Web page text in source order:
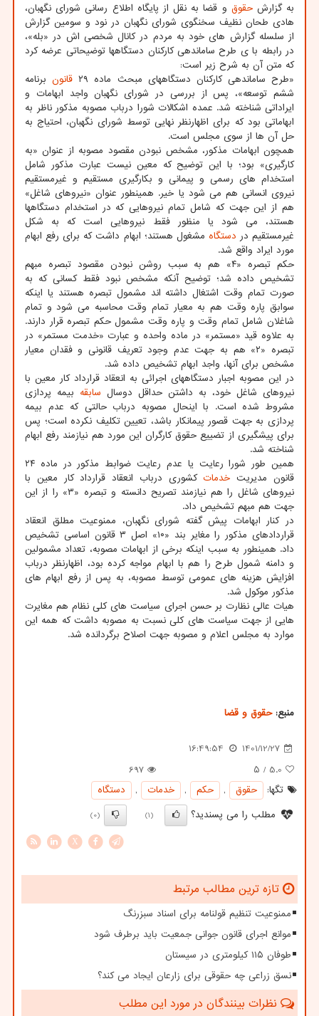
به گزارشحقوق و قضا به نقل از پایگاه اطلاع رسانی شورای نگهبان،
هادی طحان نظیف سخنگوی شورای نگهبان در نود و سومین گزارش
از سلسله گزارش های خود به مردم در کانال شخصی اش در «بله»،
در رابطه با ی طرح ساماندهی کارکنان دستگاهها توضیحاتی عرضه کرد
که متن آن به شرح زیر است:
«طرح ساماندهی کارکنان دستگاههای مبحث ماده ۲۹
قانونبرنامه
ششم توسعه»، پس از بررسی در شورای نگهبان واجد ابهامات و
ایراداتی شناخته شد. عمده اشکالات شورا درباب مصوبه مذکور ناظر به
ابهاماتی بود که برای اظهارنظر نهایی توسط شورای نگهبان، احتیاج به
حل آن ها از سوی مجلس است.
همچون ابهامات مذکور، مشخص نبودن مقصود مصوبه از عنوان «به
کارگیری» بود؛ با این توضیح که معین نیست عبارت مذکور شامل
استخدام های رسمی و پیمانی و بکارگیری مستقیم و غیرمستقیم
نیروی انسانی هم می شود یا خیر. همینطور عنوان «نیروهای شاغل»
هم از این جهت که شامل تمام نیروهایی که در استخدام دستگاهها
هستند، می شود یا منظور فقط نیروهایی است که به شکل
غیرمستقیم در دستگاه مشغول هستند؛ ابهام داشت که برای رفع ابهام
مورد ایراد واقع شد.
حکم تبصره «۴» هم به سبب روشن نبودن مقصود تبصره مبهم
تشخیص داده شد؛ توضیح آنکه مشخص نبود فقط کسانی که به
صورت تمام وقت اشتغال داشته اند مشمول تبصره هستند یا اینکه
سوابق پاره وقت هم به معیار تمام وقت محاسبه می شود و تمام
شاغلان شامل تمام وقت و پاره وقت مشمول حکم تبصره قرار دارند.
به علاوه قید «مستمر» در ماده واحده و عبارت «خدمت مستمر» در
تبصره «۲» هم به جهت عدم وجود تعریف قانونی و فقدان معیار
مشخص برای آنها، واجد ابهام تشخیص داده شد.
در این مصوبه اجبار دستگاههای اجرائی به انعقاد قرارداد کار معین با
نیروهای شاغل خود، به داشتن حداقل دوسال سابقه بیمه پردازی
مشروط شده است. با اینحال مصوبه درباب حالتی که عدم بیمه
پردازی به جهت قصور پیمانکار باشد، تعیین تکلیف نکرده است؛ پس
برای پیشگیری از تضییع حقوق کارگران این مورد هم نیازمند رفع ابهام
شناخته شد.
همین طور شورا رعایت یا عدم رعایت ضوابط مذکور در ماده ۲۴
قانون مدیریت خدمات کشوری درباب انعقاد قرارداد کار معین با
نیروهای شاغل را هم نیازمند تصریح دانسته و تبصره «۳» را از این
جهت هم مبهم تشخیص داد.
در کنار ابهامات پیش گفته شورای نگهبان، ممنوعیت مطلق انعقاد
قراردادهای مذکور را مغایر بند «۱۰» اصل ۳ قانون اساسی تشخیص
داد. همینطور به سبب اینکه برخی از ابهامات مصوبه، تعداد مشمولین
و دامنه شمول طرح را هم با ابهام مواجه کرده بود، اظهارنظر درباب
افزایش هزینه های عمومی توسط مصوبه، به پس از رفع ابهام های
مذکور موکول شد.
هیات عالی نظارت بر حسن اجرای سیاست های کلی نظام هم مغایرت
هایی از جهت سیاست های کلی نسبت به مصوبه داشت که همه این
موارد به مجلس اعلام و مصوبه جهت اصلاح برگردانده شد.
منبع:حقوق و قضا
1401/12/27
16:49:54
5.0 / ۵
697
تگها:
حقوق , حكم , خدمات ,
دستگاه
مطلب را می پسندید؟
(1)
(0)
X
تازه ترین مطالب مرتبط
ممنوعیت تنظیم قولنامه برای اسناد سبزرنگ
موانع اجرای قانون جوانی جمعیت باید برطرف شود
طوفان ۱۱۵ کیلومتری در سیستان
نسق زراعی چه حقوقی برای زارعان ایجاد می کند؟
نظرات بینندگان در مورد این مطلب